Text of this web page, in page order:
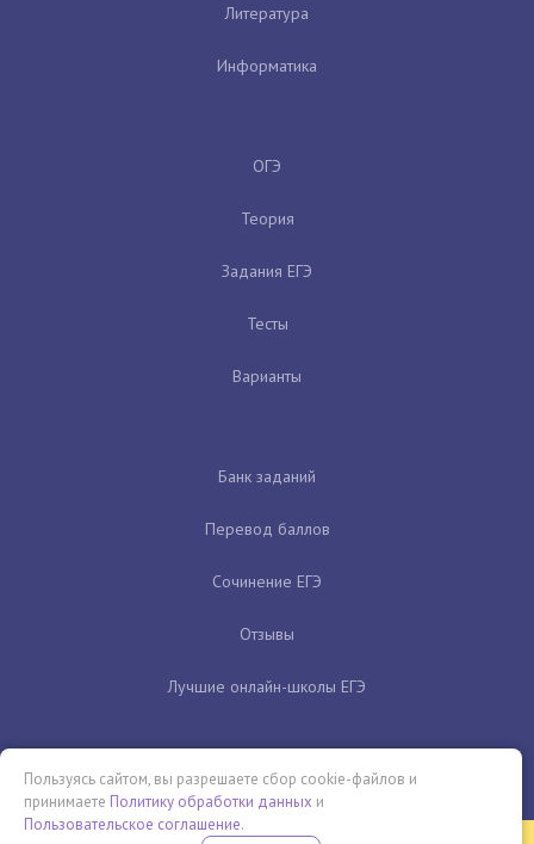
Литература
Информатика
ОГЭ
Теория
Задания ЕГЭ
Тесты
Варианты
Банк заданий
Перевод баллов
Сочинение ЕГЭ
Отзывы
Лучшие онлайн-школы ЕГЭ
Пользуясь сайтом, вы разрешаете сбор cookie-файлов и
принимаете Политику обработки данных и
Пользовательское соглашение.